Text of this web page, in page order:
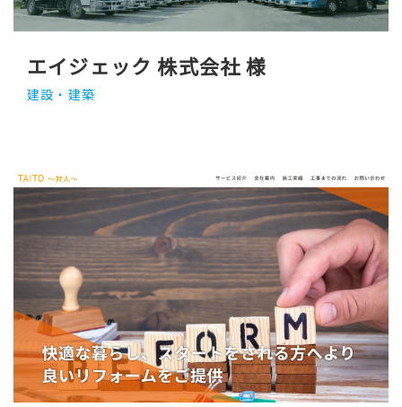
エイジェック 株式会社 様
建設・建築